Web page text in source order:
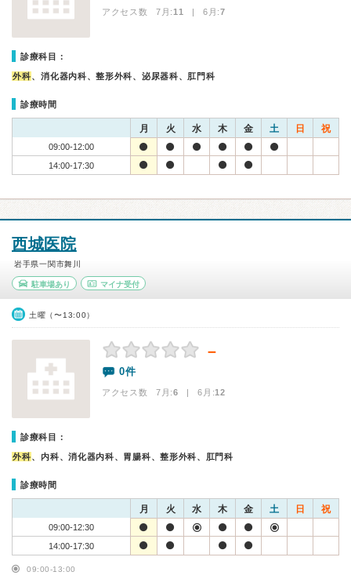
アクセス数 7月:11 | 6月:7
診療科目：
外科、消化器内科、整形外科、泌尿器科、肛門科
診療時間
月 火 水 木 金 土 日 祝
09:00-12:00
14:00-17:30
西城医院
岩手県一関市舞川
駐車場あり マイナ受付
土曜（〜13:00）
－
0件
アクセス数 7月:6 | 6月:12
診療科目：
外科、内科、消化器内科、胃腸科、整形外科、肛門科
診療時間
月 火 水 木 金 土 日 祝
09:00-12:30
14:00-17:30
09:00-13:00